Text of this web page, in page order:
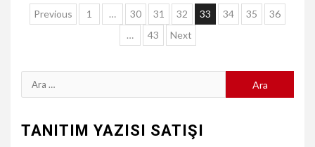
Yazı
sayfalaması
Previous 1 … 30 31 32 33 34 35
36
…
43 Next
Arama:
TANITIM YAZISI SATIŞI